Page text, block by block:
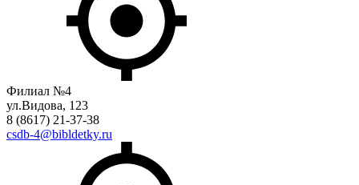
Филиал №4
ул.Видова, 123
8 (8617) 21-37-38
csdb-4@bibldetky.ru